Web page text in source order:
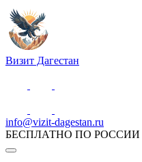
Визит Дагестан
info@vizit-dagestan.ru
БЕСПЛАТНО ПО РОССИИ